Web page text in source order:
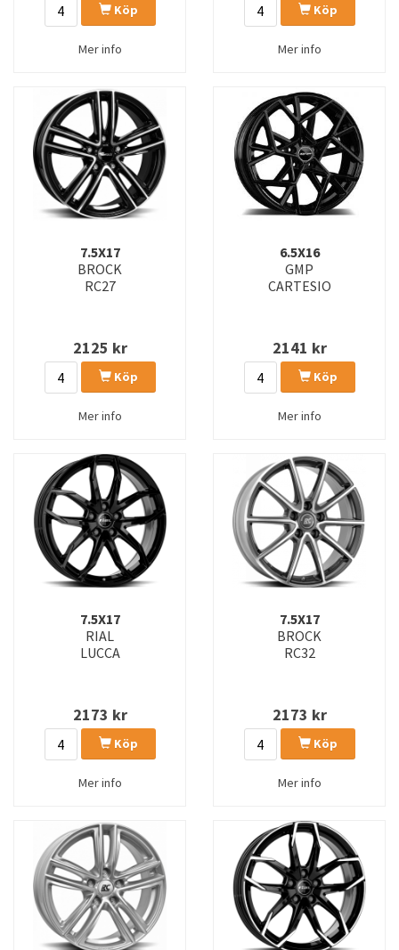
Köp
Mer info
Köp
Mer info
7.5X17
BROCK
RC27
2125 kr
Köp
Mer info
6.5X16
GMP
CARTESIO
2141 kr
Köp
Mer info
7.5X17
RIAL
LUCCA
2173 kr
Köp
Mer info
7.5X17
BROCK
RC32
2173 kr
Köp
Mer info